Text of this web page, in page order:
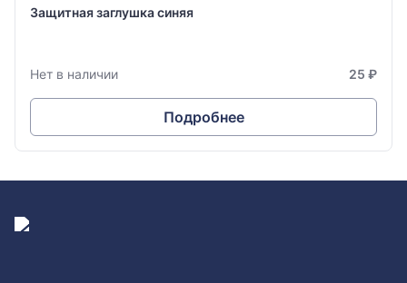
Защитная заглушка синяя
Нет в наличии 25 ₽
Подробнее